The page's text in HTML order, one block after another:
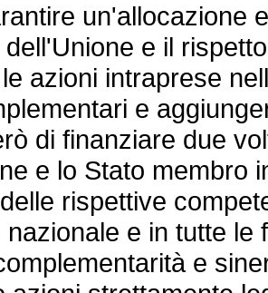
un'allocazione
e il
azioni intraprese
e
di finanziare due
e lo Stato membro
rispettive
nazionale e in tutte
e